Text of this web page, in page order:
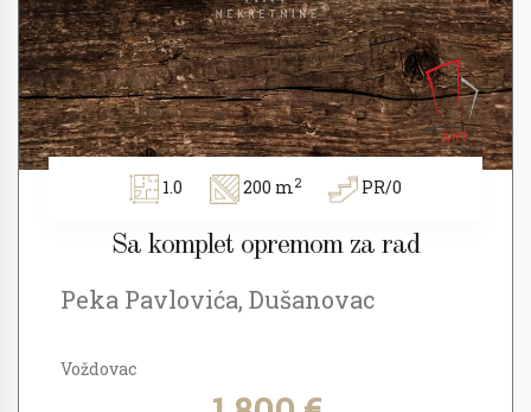
1.0 200 m2 PR/0
Sa komplet opremom za rad
Peka Pavlovića, Dušanovac
Voždovac